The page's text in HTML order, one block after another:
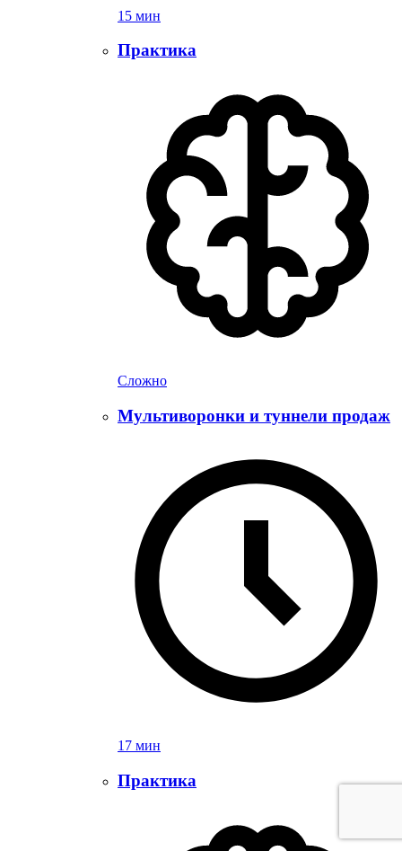
15 мин
Практика
Сложно
Мультиворонки и туннели продаж
17 мин
Практика